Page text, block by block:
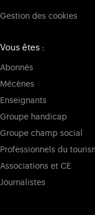
Gestion des cookies
Vous êtes :
Abonnés
Mécènes
Enseignants
Groupe handicap
Groupe champ social
Professionnels du
Associations et CE
Journalistes